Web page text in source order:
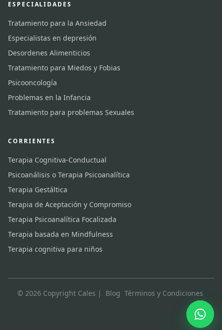
ESPECIALIDADES
Tratamiento para la Ansiedad
Especialistas en depresión
Desordenes Alimenticios
Tratamiento para Miedos y Fobias
Psicooncología
Problemas en la Infancia
Tratamiento para problemas Sexuales
CORRIENTES
Terapia Cognitiva-Conductual
Psicoanálisis o Terapia Psicoanalítica
Terapia Gestáltica
Terapia de Aceptación y Compromiso
Terapia Psicoanalítica Focalizada
Terapia basada en Mindfulness
Terapia cognitiva para niños
© 2026 Copyright Cales | Blog Términos y Condiciones